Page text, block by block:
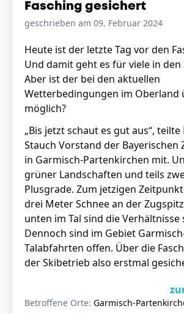
Fasching gesichert
geschrieben am 09. Februar 2024
Heute ist der letzte Tag vor den
Und damit geht es für viele in den
Aber ist der bei den aktuellen
Wetterbedingungen im Oberland
möglich?
„Bis jetzt schaut es gut aus“,
Stauch Vorstand der Bayerischen
in Garmisch-Partenkirchen mit.
grüner Landschaften und teils
Plusgrade. Zum jetzigen
drei Meter Schnee an der
unten im Tal sind die Verhältnisse
Dennoch sind im Gebiet
Talabfahrten offen. Über die
der Skibetrieb also erstmal
Betroffene Orte: Garmisch-